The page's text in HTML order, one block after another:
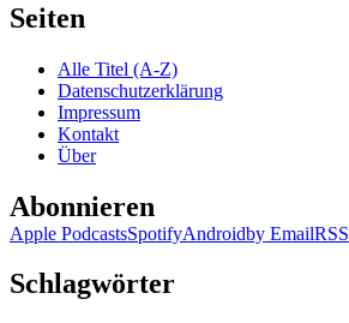
Seiten
Alle Titel (A-Z)
Datenschutzerklärung
Impressum
Kontakt
Über
Abonnieren
Apple PodcastsSpotifyAndroidby EmailRSS
Schlagwörter